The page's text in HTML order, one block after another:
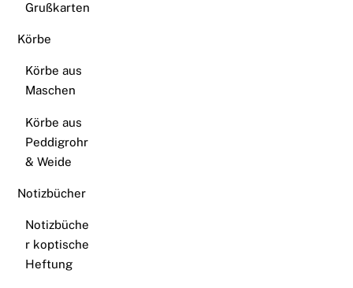
Grußkarten
Körbe
Körbe aus
Maschen
Körbe aus
Peddigrohr
& Weide
Notizbücher
Notizbüche
r koptische
Heftung